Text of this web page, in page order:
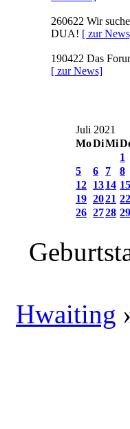
260622 Wir
DUA! [ zur
190422 Das
[ zur News]
Juli 2021
MoDiMi
1
5
6 7
8
12 1314 15
19 2021 22
26 2728 29
Hwaiting